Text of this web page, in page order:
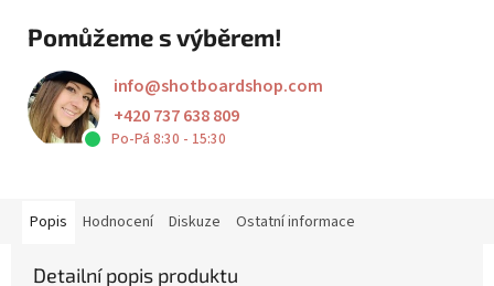
Pomůžeme s výběrem!
info@shotboardshop.com
+420 737 638 809
Po-Pá 8:30 - 15:30
Popis Hodnocení Diskuze Ostatní informace
Detailní popis produktu